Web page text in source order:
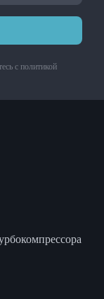
с политикой